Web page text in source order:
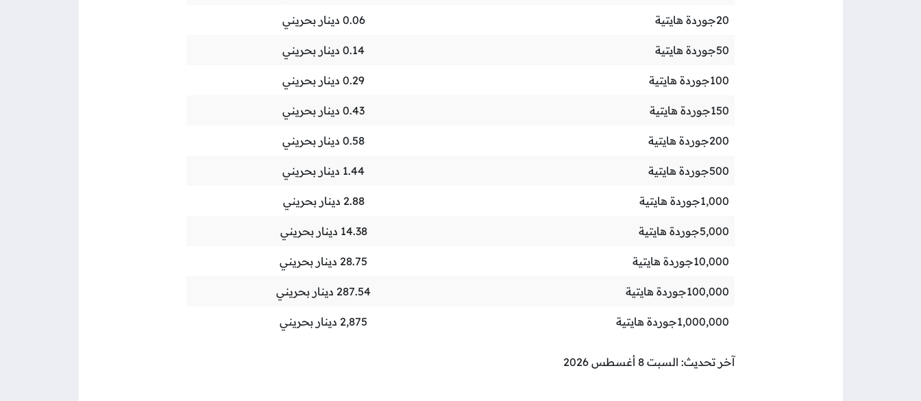
20جوردة هايتية 0.06 دينار بحريني
50جوردة هايتية 0.14 دينار بحريني
100جوردة هايتية 0.29 دينار بحريني
150جوردة هايتية 0.43 دينار بحريني
200جوردة هايتية 0.58 دينار بحريني
500جوردة هايتية 1.44 دينار بحريني
1,000جوردة هايتية 2.88 دينار بحريني
5,000جوردة هايتية 14.38 دينار بحريني
10,000جوردة هايتية 28.75 دينار بحريني
100,000جوردة هايتية 287.54 دينار بحريني
1,000,000جوردة هايتية 2,875 دينار بحريني
آخر تحديث: السبت 8 أغسطس 2026